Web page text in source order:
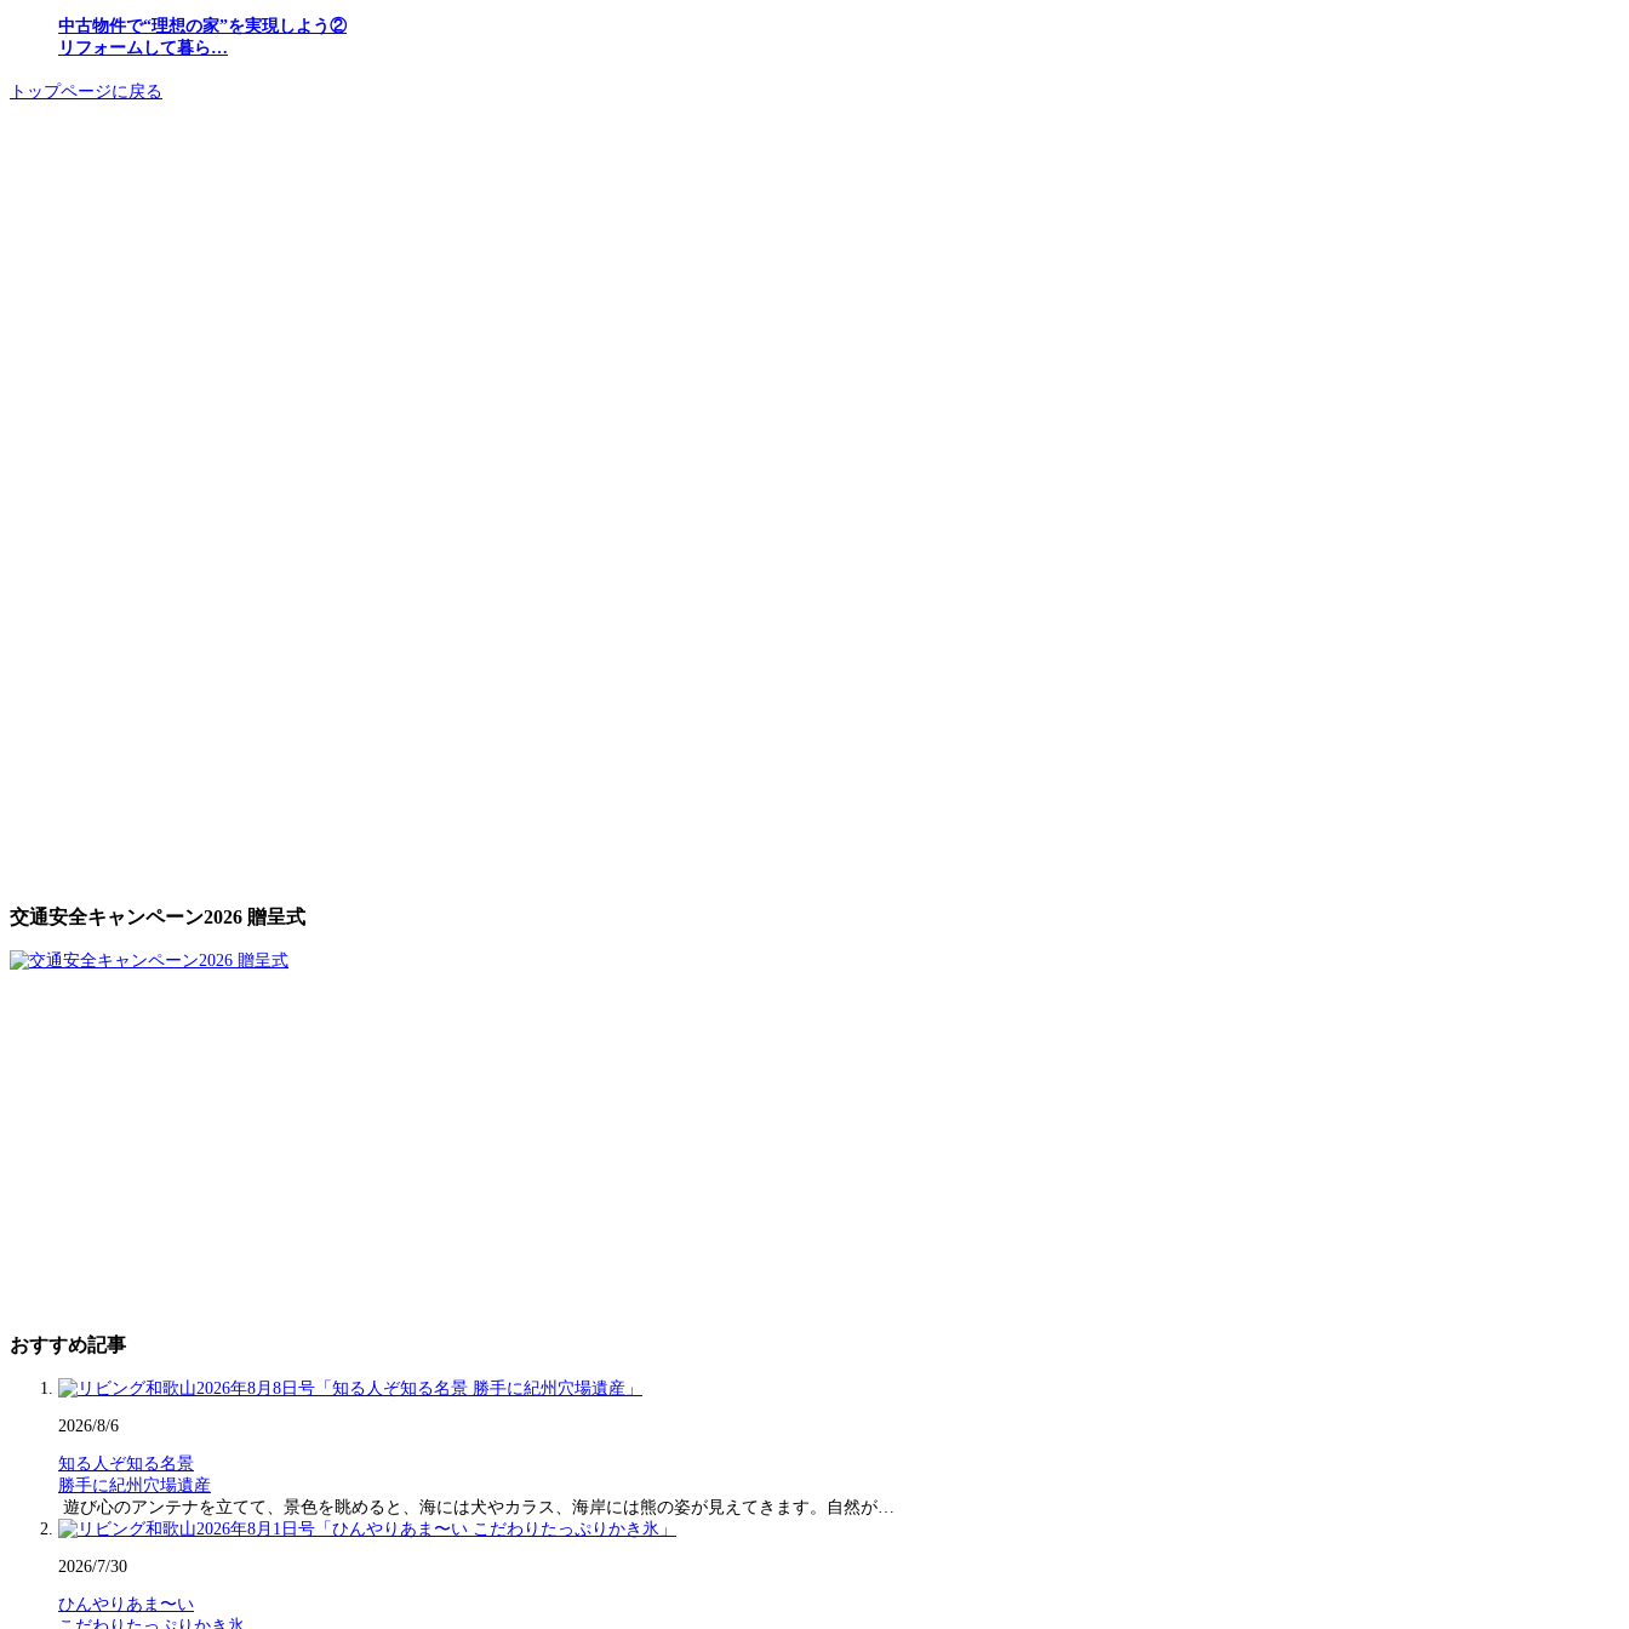
中古物件で“理想の家”を実現しよう②
リフォームして暮ら…
トップページに戻る
交通安全キャンペーン2026 贈呈式
おすすめ記事
2026/8/6
知る人ぞ知る名景
勝手に紀州穴場遺産
遊び心のアンテナを立てて、景色を眺めると、海には犬やカラス、海岸には熊の姿が見えてきます。自然が…
2026/7/30
ひんやりあま〜い